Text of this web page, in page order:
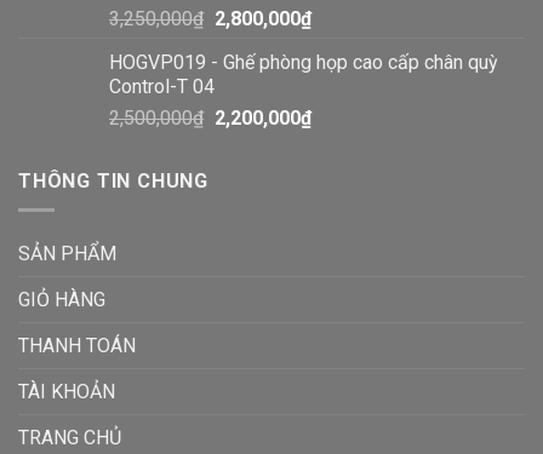
3,250,000₫ 2,800,000₫
HOGVP019 - Ghế phòng họp cao cấp chân quỳ
Control-T 04
2,500,000₫ 2,200,000₫
THÔNG TIN CHUNG
SẢN PHẨM
GIỎ HÀNG
THANH TOÁN
TÀI KHOẢN
TRANG CHỦ